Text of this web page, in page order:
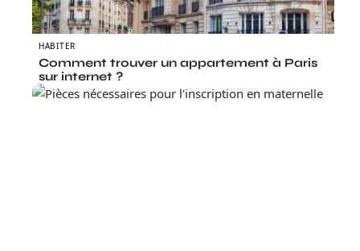
HABITER
Comment trouver un appartement à Paris
sur internet ?